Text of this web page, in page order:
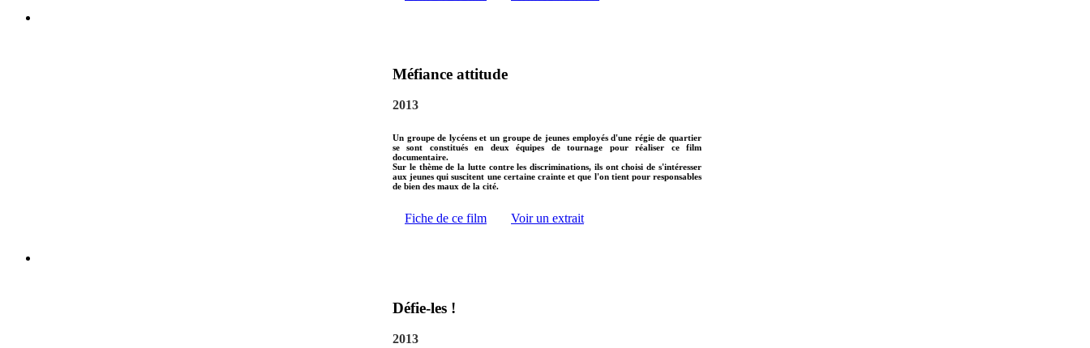
Méfiance attitude
2013
Un groupe de lycéens et un groupe de jeunes employés d'une régie de quartier
se sont constitués en deux équipes de tournage pour réaliser ce film
documentaire.
Sur le thème de la lutte contre les discriminations, ils ont choisi de s'intéresser
aux jeunes qui suscitent une certaine crainte et que l'on tient pour responsables
de bien des maux de la cité.
Fiche de ce film Voir un extrait
Défie-les !
2013